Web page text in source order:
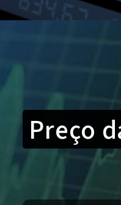
Preço